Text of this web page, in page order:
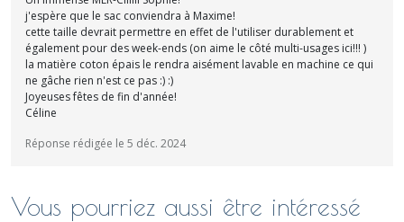
j'espère que le sac conviendra à Maxime!
cette taille devrait permettre en effet de l'utiliser durablement et
également pour des week-ends (on aime le côté multi-usages ici!!! )
la matière coton épais le rendra aisément lavable en machine ce qui
ne gâche rien n'est ce pas :) :)
Joyeuses fêtes de fin d'année!
Céline
Réponse rédigée le 5 déc. 2024
Vous pourriez aussi être intéressé